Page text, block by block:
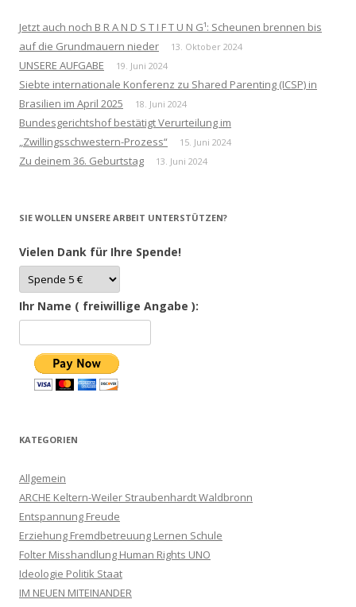
Jetzt auch noch B R A N D S T I F T U N G¹: Scheunen brennen bis
auf die Grundmauern nieder
13. Oktober 2024
UNSERE AUFGABE 19. Juni 2024
Siebte internationale Konferenz zu Shared Parenting (ICSP) in
Brasilien im April 2025
18. Juni 2024
Bundesgerichtshof bestätigt Verurteilung im
„Zwillingsschwestern-Prozess“
15. Juni 2024
Zu deinem 36. Geburtstag 13. Juni 2024
SIE WOLLEN UNSERE ARBEIT UNTERSTÜTZEN?
Vielen Dank für Ihre Spende!
Ihr Name ( freiwillige Angabe ):
KATEGORIEN
Allgemein
ARCHE Keltern-Weiler Straubenhardt Waldbronn
Entspannung Freude
Erziehung Fremdbetreuung Lernen Schule
Folter Misshandlung Human Rights UNO
Ideologie Politik Staat
IM NEUEN MITEINANDER